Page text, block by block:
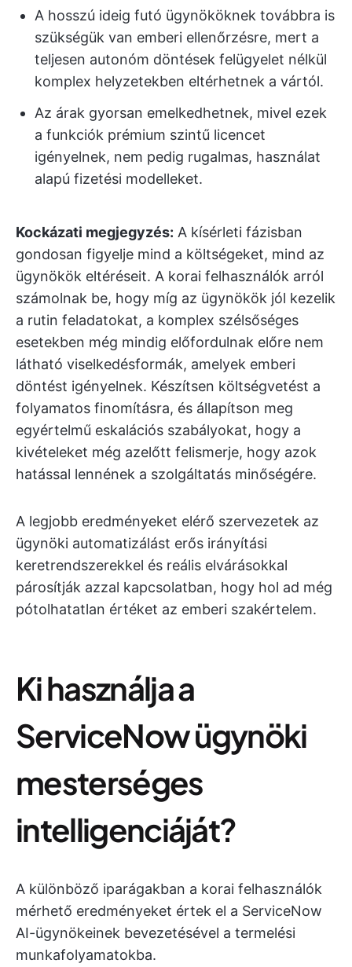
A hosszú ideig futó ügynököknek továbbra is
szükségük van emberi ellenőrzésre, mert a
teljesen autonóm döntések felügyelet nélkül
komplex helyzetekben eltérhetnek a vártól.
Az árak gyorsan emelkedhetnek, mivel ezek
a funkciók prémium szintű licencet
igényelnek, nem pedig rugalmas, használat
alapú fizetési modelleket.
Kockázati megjegyzés: A kísérleti fázisban
gondosan figyelje mind a költségeket, mind az
ügynökök eltéréseit. A korai felhasználók arról
számolnak be, hogy míg az ügynökök jól kezelik
a rutin feladatokat, a komplex szélsőséges
esetekben még mindig előfordulnak előre nem
látható viselkedésformák, amelyek emberi
döntést igényelnek. Készítsen költségvetést a
folyamatos finomításra, és állapítson meg
egyértelmű eskalációs szabályokat, hogy a
kivételeket még azelőtt felismerje, hogy azok
hatással lennének a szolgáltatás minőségére.
A legjobb eredményeket elérő szervezetek az
ügynöki automatizálást erős irányítási
keretrendszerekkel és reális elvárásokkal
párosítják azzal kapcsolatban, hogy hol ad még
pótolhatatlan értéket az emberi szakértelem.
Ki használja a
ServiceNow ügynöki
mesterséges
intelligenciáját?
A különböző iparágakban a korai felhasználók
mérhető eredményeket értek el a ServiceNow
AI-ügynökeinek bevezetésével a termelési
munkafolyamatokba.